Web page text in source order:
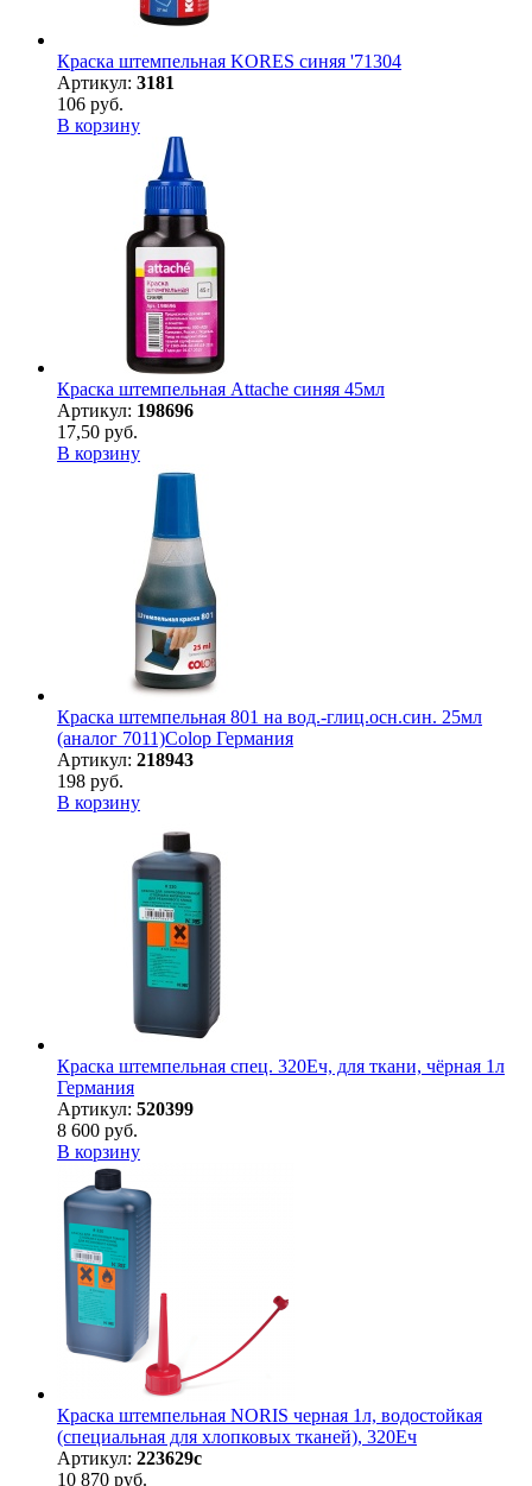
Краска штемпельная KORES синяя '71304
Артикул: 3181
106 руб.
В корзину
Краска штемпельная Attache синяя 45мл
Артикул: 198696
17,50 руб.
В корзину
Краска штемпельная 801 на вод.-глиц.осн.син. 25мл
(аналог 7011)Colop Германия
Артикул: 218943
198 руб.
В корзину
Краска штемпельная спец. 320Еч, для ткани, чёрная 1л
Германия
Артикул: 520399
8 600 руб.
В корзину
Краска штемпельная NORIS черная 1л, водостойкая
(специальная для хлопковых тканей), 320Eч
Артикул: 223629с
10 870 руб.